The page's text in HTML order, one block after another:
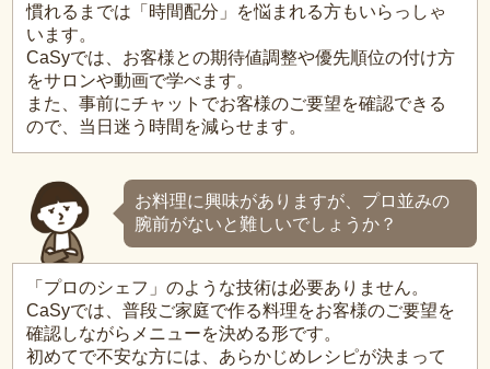
慣れるまでは「時間配分」を悩まれる方もいらっしゃ
います。
CaSyでは、お客様との期待値調整や優先順位の付け方
をサロンや動画で学べます。
また、事前にチャットでお客様のご要望を確認できる
ので、当日迷う時間を減らせます。
お料理に興味がありますが、プロ並みの
腕前がないと難しいでしょうか？
「プロのシェフ」のような技術は必要ありません。
CaSyでは、普段ご家庭で作る料理をお客様のご要望を
確認しながらメニューを決める形です。
初めてで不安な方には、あらかじめレシピが決まって